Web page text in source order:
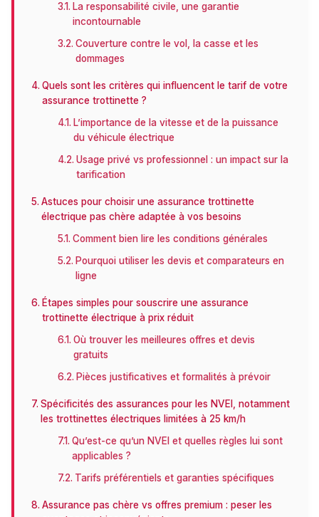
La responsabilité civile, une garantie
incontournable
Couverture contre le vol, la casse et les
dommages
Quels sont les critères qui influencent le tarif de votre
assurance trottinette ?
L’importance de la vitesse et de la puissance
du véhicule électrique
Usage privé vs professionnel : un impact sur la
tarification
Astuces pour choisir une assurance trottinette
électrique pas chère adaptée à vos besoins
Comment bien lire les conditions générales
Pourquoi utiliser les devis et comparateurs en
ligne
Étapes simples pour souscrire une assurance
trottinette électrique à prix réduit
Où trouver les meilleures offres et devis
gratuits
Pièces justificatives et formalités à prévoir
Spécificités des assurances pour les NVEI, notamment
les trottinettes électriques limitées à 25 km/h
Qu’est-ce qu’un NVEI et quelles règles lui sont
applicables ?
Tarifs préférentiels et garanties spécifiques
Assurance pas chère vs offres premium : peser les